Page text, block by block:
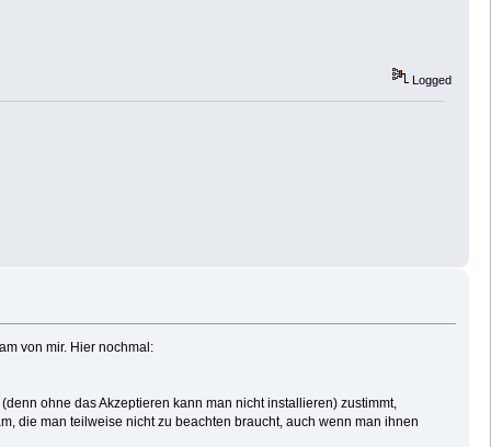
Logged
von mir. Hier nochmal:
ohne das Akzeptieren kann man nicht installieren) zustimmt,
die man teilweise nicht zu beachten braucht, auch wenn man ihnen